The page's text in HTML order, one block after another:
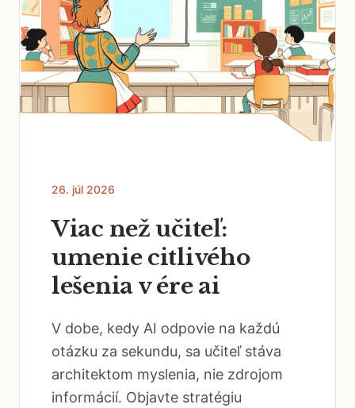
26. júl 2026
Viac než učiteľ:
umenie citlivého
lešenia v ére ai
V dobe, kedy AI odpovie na každú
otázku za sekundu, sa učiteľ stáva
architektom myslenia, nie zdrojom
informácií. Objavte stratégiu